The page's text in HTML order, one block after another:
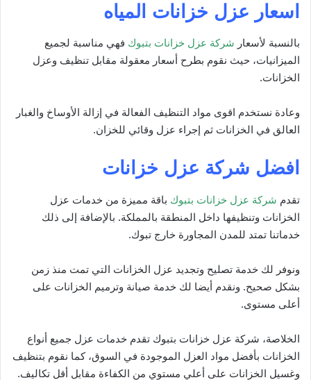
اسعار عزل خزانات المياه
بالنسبة لأسعار شركة عزل خزانات بتبوك فهي مناسبة لجميع
الميزانيات، حيث نقوم بطرح أسعار معقولة مقابل تنظيف وعزل
الخزانات.
وعادة نستخدم اقوى مواد التنظيف الفعالة في إزالة الأوساخ والغبار
العالق في الخزانات ثم إجراء عزل وقائي للخزان.
افضل شركة عزل خزانات
تقدم شركة عزل خزانات بتبوك باقة مميزة من خدمات عزل
الخزانات وتنظيفها داخل المنطقة بالمملكة. بالإضافة إلى ذلك
خدماتنا تمتد للمدن المجاورة خارج تبوك.
ونوفر لك خدمة تصليح وتجديد عزل الخزانات التي تمت منذ زمن
بشكل صحيح. ونقدم أيضا لك خدمة صيانة وترميم الخزانات على
أعلى مستوى.
الخلاصة، شركة عزل خزانات بتبوك تقدم خدمات عزل جميع أنواع
الخزانات بأفضل مواد العزل الموجودة في السوق، كما نقوم بتنظيف
وغسيل الخزانات على أعلي مستوي من الكفاءة مقابل أقل تكاليف.